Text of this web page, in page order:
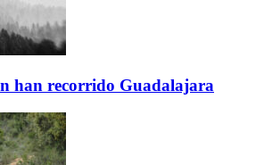
han recorrido Guadalajara